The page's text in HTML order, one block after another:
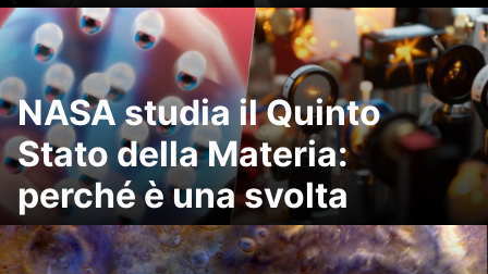
NASA studia il Quinto
Stato della Materia:
perché è una svolta